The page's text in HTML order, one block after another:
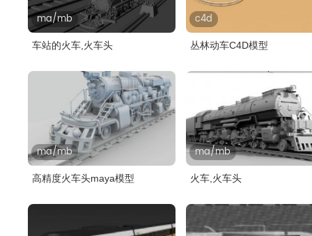
ma/mb
车站的火车,火车头
c4d
丛林动车C4D模型
ma/mb
高精度火车头maya模型
ma/mb
火车,火车头